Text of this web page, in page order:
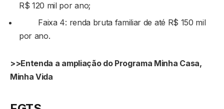
R$ 120 mil por ano;
Faixa 4: renda bruta familiar de até R$ 150 mil
por ano.
>>Entenda a ampliação do Programa Minha Casa,
Minha Vida